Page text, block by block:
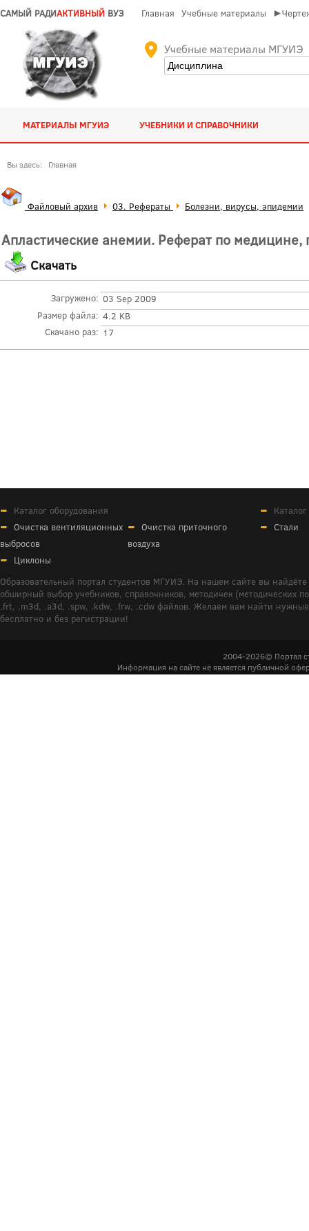
САМЫЙ РАДИАКТИВНЫЙ ВУЗ Главная Учебные материалы
Учебные материалы МГУИЭ
МАТЕРИАЛЫ МГУИЭ УЧЕБНИКИ И СПРАВОЧНИКИ
Вы здесь: Главная
Файловый архив 03. Рефераты Болезни, вирусы, эпидемии
Апластические анемии. Реферат по медицине,
Скачать
Загружено: 03 Sep 2009
Размер файла: 4.2 KB
Скачано раз: 17
Каталог оборудования
Очистка вентиляционных
выбросов
Очистка приточного
воздуха
Циклоны
Стали
Образовательный портал студентов МГУИЭ. На нашем сайте вы
обширный выбор учебников, справочников, методичек (методических
.frt, .m3d, .a3d, .spw, .kdw, .frw, .cdw файлов. Желаем вам найти
бесплатно и без регистрации!
2004-2026© Портал
Информация на сайте не является публичной